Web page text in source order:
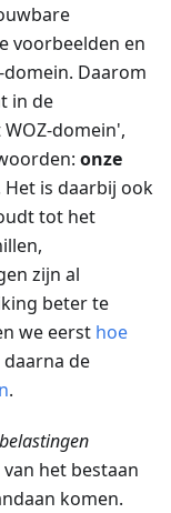
voorbeelden en
Daarom
in de
domein',
onze
Het is daarbij ook
tot het
zijn al
beter te
we eerst hoe
daarna de
.
belastingen
het bestaan
komen.